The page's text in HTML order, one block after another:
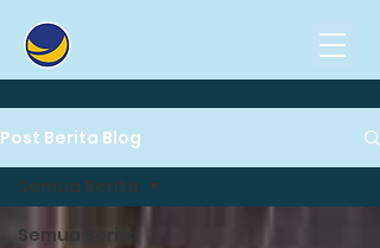
Post Berita Blog
Semua Berita
Semua Berita